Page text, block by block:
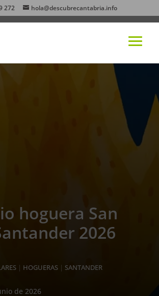
272 hola@descubrecantabria.info
hoguera San
2026
| HOGUERAS| SANTANDER
de 2026